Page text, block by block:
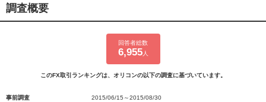
調査概要
回答者総数
6,955人
このFX取引ランキングは、オリコンの以下の調査に基づいています。
事前調査
2015/06/15～2015/08/30